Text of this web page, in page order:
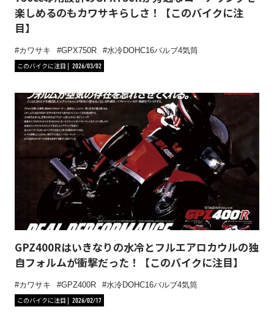
楽しめるのもカワサキらしさ！【このバイクに注
目】
カワサキ GPX750R
水冷DOHC16バルブ4気筒
このバイクに注目
2026/03/02
GPZ400Rはいきなりの水冷とフルエアロカウルの独
自フォルムが衝撃だった！【このバイクに注目】
カワサキ GPZ400R
水冷DOHC16バルブ4気筒
このバイクに注目
2026/02/17